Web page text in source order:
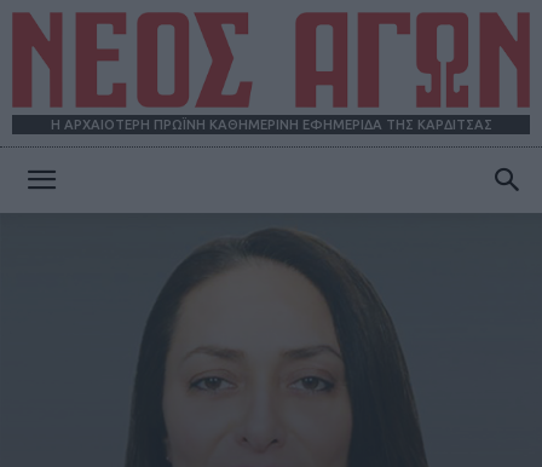
Η ΑΡΧΑΙΟΤΕΡΗ ΠΡΩΪΝΗ ΚΑΘΗΜΕΡΙΝΗ ΕΦΗΜΕΡΙΔΑ ΤΗΣ ΚΑΡΔΙΤΣΑΣ